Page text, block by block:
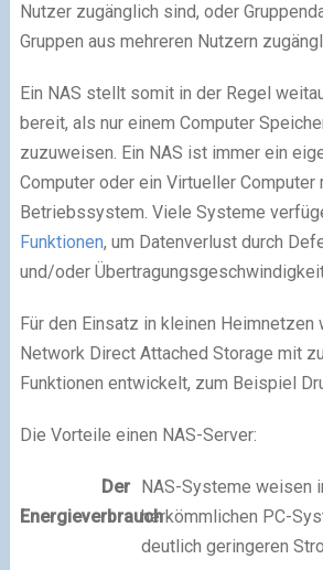
Nutzer zugänglich sind, oder
Gruppen aus mehreren Nutzern
Ein NAS stellt somit in der Regel
bereit, als nur einem Computer
zuzuweisen. Ein NAS ist immer ein
Computer oder ein Virtueller Computer
Betriebssystem. Viele Systeme
Funktionen, um Datenverlust durch
und/oder
Für den Einsatz in kleinen Heimnetzen
Network Direct Attached Storage mit
Funktionen entwickelt, zum Beispiel
Die Vorteile einen NAS-Server:
Der
Energieverbrauch
NAS-Systeme weisen
herkömmlichen PC-
deutlich geringeren